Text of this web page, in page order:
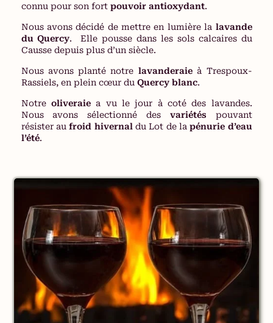
connu pour son fort pouvoir antioxydant.
Nous avons décidé de mettre en lumière la lavande
du Quercy. Elle pousse dans les sols calcaires du
Causse depuis plus d’un siècle.
Nous avons planté notre lavanderaieà Trespoux-
Rassiels, en plein cœur du Quercy blanc.
Notre oliveraiea vu le jour à coté des lavandes.
Nous avons sélectionné des variétés pouvant
résister aufroid hivernal du Lot de lapénurie d’eau
l’été.